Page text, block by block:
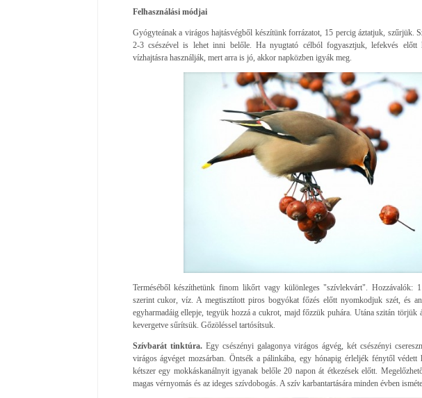
Felhasználási módjai
Gyógyteának a virágos hajtásvégből készítünk forrázatot, 15 percig áztatjuk, szűrjük.
2-3 csészével is lehet inni belőle. Ha nyugtató célból fogyasztjuk, lefekvés
vízhajtásra használják, mert arra is jó, akkor napközben igyák meg.
Terméséből készíthetünk finom likőrt vagy különleges "szívlekvárt". Hozzávalók:
szerint cukor, víz. A megtisztított piros bogyókat főzés előtt nyomkodjuk szét, és
egyharmadáig ellepje, tegyük hozzá a cukrot, majd főzzük puhára. Utána szitán törjük
kevergetve sűrítsük. Gőzöléssel tartósítsuk.
Szívbarát tinktúra.Egy csészényi galagonya virágos ágvég, két csészényi
virágos ágvéget mozsárban. Öntsék a pálinkába, egy hónapig érleljék fénytől védett
kétszer egy mokkáskanálnyit igyanak belőle 20 napon át étkezések előtt.
magas vérnyomás és az ideges szívdobogás. A szív karbantartására minden évben